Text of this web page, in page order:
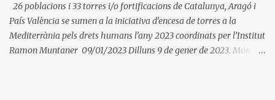
26 poblacions i 33 torres i/o fortificacions de Catalunya, Aragó i
País València se sumen a la iniciativa d’encesa de torres a la
Mediterrània pels drets humans l’any 2023 coordinats per l’Institut
Ramon Muntaner 09/01/2023 Dilluns 9 de gener de 2023. Móra la